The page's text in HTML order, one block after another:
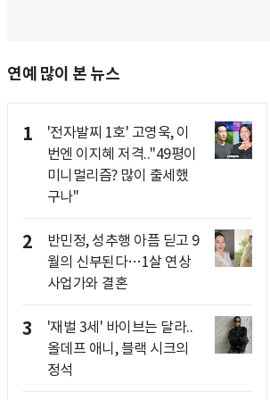
연예 많이 본 뉴스
1
'전자발찌 1호' 고영욱, 이
번엔 이지혜 저격.."49평이
미니멀리즘? 많이 출세했
구나"
2
반민정, 성추행 아픔 딛고 9
월의 신부된다…1살 연상
사업가와 결혼
3
'재벌 3세' 바이브는 달라..
올데프 애니, 블랙 시크의
정석